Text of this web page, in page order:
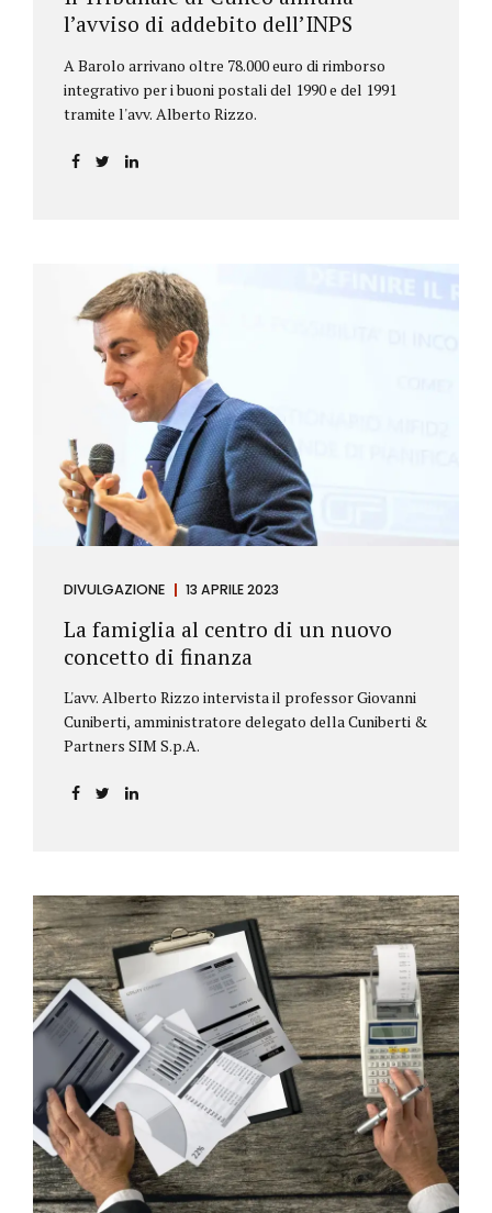
l’avviso di addebito dell’INPS
A Barolo arrivano oltre 78.000 euro di rimborso
integrativo per i buoni postali del 1990 e del 1991
tramite l'avv. Alberto Rizzo.
DIVULGAZIONE 13 APRILE 2023
La famiglia al centro di un nuovo
concetto di finanza
L'avv. Alberto Rizzo intervista il professor Giovanni
Cuniberti, amministratore delegato della Cuniberti &
Partners SIM S.p.A.